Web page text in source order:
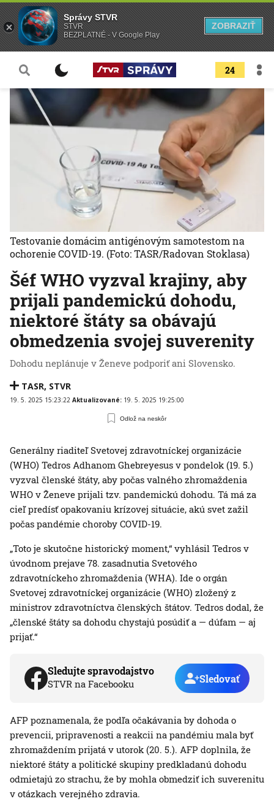
24
Šéf WHO vyzval krajiny, aby
prijali pandemickú dohodu,
niektoré štáty sa obávajú
obmedzenia svojej suverenity
Dohodu neplánuje v Ženeve podporiť ani Slovensko.
TASR, STVR
19. 5. 2025 15:23:22 Aktualizované: 19. 5. 2025 19:25:00
Odlož na neskôr
Testovanie domácim antigénovým samotestom na
ochorenie COVID-19. (Foto: TASR/Radovan Stoklasa)
Generálny riaditeľ Svetovej zdravotníckej organizácie
(WHO) Tedros Adhanom Ghebreyesus v pondelok (19. 5.)
vyzval členské štáty, aby počas valného zhromaždenia
WHO v Ženeve prijali tzv. pandemickú dohodu. Tá má za
cieľ predísť opakovaniu krízovej situácie, akú svet zažil
počas pandémie choroby COVID-19.
„Toto je skutočne historický moment,“ vyhlásil Tedros v
úvodnom prejave 78. zasadnutia Svetového
zdravotníckeho zhromaždenia (WHA). Ide o orgán
Svetovej zdravotníckej organizácie (WHO) zložený z
ministrov zdravotníctva členských štátov. Tedros dodal, že
„členské štáty sa dohodu chystajú posúdiť a — dúfam — aj
prijať.“
Sledujte spravodajstvo
STVR na Facebooku Sledovať
AFP poznamenala, že podľa očakávania by dohoda o
prevencii, pripravenosti a reakcii na pandémiu mala byť
zhromaždením prijatá v utorok (20. 5.). AFP doplnila, že
niektoré štáty a politické skupiny predkladanú dohodu
odmietajú zo strachu, že by mohla obmedziť ich suverenitu
v otázkach verejného zdravia.
Správy STVR
STVR
BEZPLATNÉ - V Google Play
ZOBRAZIŤ